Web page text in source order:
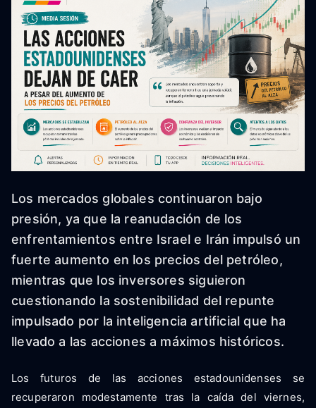
Los mercados globales continuaron bajo
presión, ya que la reanudación de los
enfrentamientos entre Israel e Irán impulsó un
fuerte aumento en los precios del petróleo,
mientras que los inversores siguieron
cuestionando la sostenibilidad del repunte
impulsado por la inteligencia artificial que ha
llevado a las acciones a máximos históricos.
Los futuros de las acciones estadounidenses se
recuperaron modestamente tras la caída del viernes,